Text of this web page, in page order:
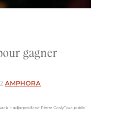
gagner
AMPHORA
Hadjarpostface Pierre GaslyTout public